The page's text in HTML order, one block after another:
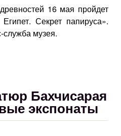
16 мая пройдет
Секрет папируса».
музея.
Бахчисарая
экспонаты